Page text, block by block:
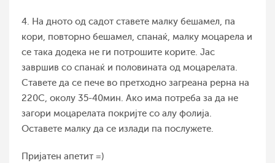
4. На дното од садот ставете малку бешамел, па
кори, повторно бешамел, спанаќ, малку моцарела и
се така додека не ги потрошите корите. Јас
завршив со спанаќ и половината од моцарелата.
Ставете да се пече во претходно загреана рерна на
220С, околу 35-40мин. Ако има потреба за да не
загори моцарелата покријте со алу фолија.
Оставете малку да се излади па послужете.
Пријатен апетит =)